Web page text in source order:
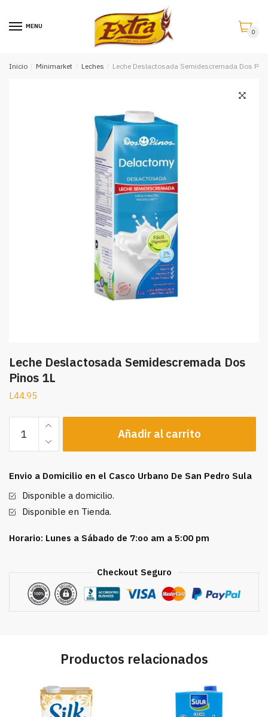
MENU
0
Inicio / Minimarket / Leches / Leche Deslactosada Semidescremada Dos
Leche Deslactosada Semidescremada Dos
Pinos 1L
L44.95
Deslactosada
Semidescremada
Pinos
1L
cantidad
Añadir al carrito
Envio a Domicilio en el Casco Urbano De San Pedro Sula
Disponible a domicilio.
Disponible en Tienda.
Horario: Lunes a Sábado de 7:oo am a 5:00 pm
Checkout Seguro
Productos relacionados